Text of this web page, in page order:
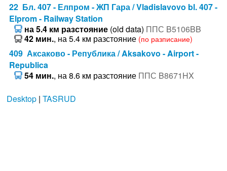
22 Бл. 407 - Елпром - ЖП Гара / Vladislavovo bl. 407 -
Elprom - Railway Station
на 5.4 км разстояние(old data) ППС B5106BB
42 мин., на 5.4 км разстояние (по разписание)
409 Аксаково - Република / Aksakovo - Airport -
Republica
54 мин., на 8.6 км разстояние ППС B8671HX
Desktop| TASRUD